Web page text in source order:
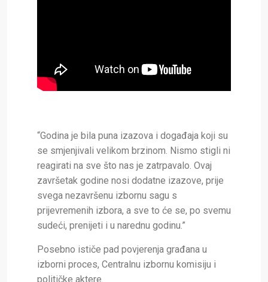
“Godina je bila puna izazova i događaja koji su
se smjenjivali velikom brzinom. Nismo stigli ni
reagirati na sve što nas je zatrpavalo. Ovaj
završetak godine nosi dodatne izazove, prije
svega nezavršenu izbornu sagu s
prijevremenih izbora, a sve to će se, po svemu
sudeći, prenijeti i u narednu godinu.”
Posebno ističe pad povjerenja građana u
izborni proces, Centralnu izbornu komisiju i
političke aktere.